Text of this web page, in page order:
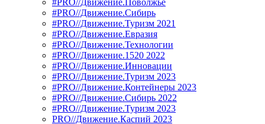
#PRO//Движение.Поволжье
#PRO//Движение.Сибирь
#PRO//Движение.Туризм 2021
#PRO//Движение.Евразия
#PRO//Движение.Технологии
#PRO//Движение.1520 2022
#PRO//Движение.Инновации
#PRO//Движение.Туризм 2023
#PRO//Движение.Контейнеры 2023
#PRO//Движение.Сибирь 2022
#PRO//Движение.Туризм 2023
PRO//Движение.Каспий 2023